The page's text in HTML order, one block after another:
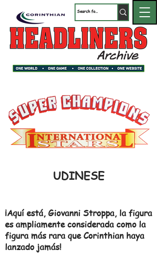
UDINESE
¡Aquí está, Giovanni Stroppa, la figura
es ampliamente considerada como la
figura más rara que Corinthian haya
lanzado jamás!